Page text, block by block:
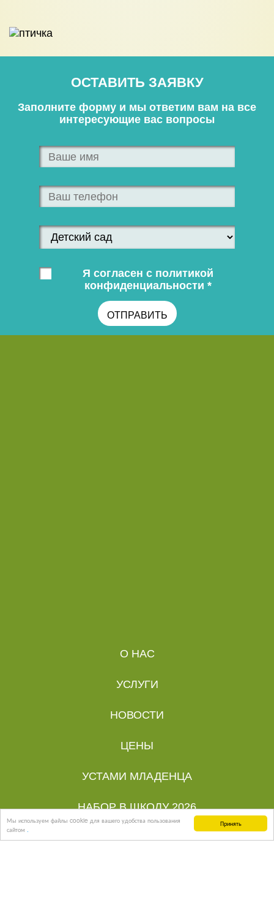
Принять
Мы используем файлы cookie для вашего удобства пользования
сайтом .
ОСТАВИТЬ ЗАЯВКУ
Заполните форму и мы ответим вам на все
интересующие вас вопросы
Я согласен с политикой
конфиденциальности *
ОТПРАВИТЬ
О НАС
УСЛУГИ
НОВОСТИ
ЦЕНЫ
УСТАМИ МЛАДЕНЦА
НАБОР В ШКОЛУ 2026
КОНТАКТЫ